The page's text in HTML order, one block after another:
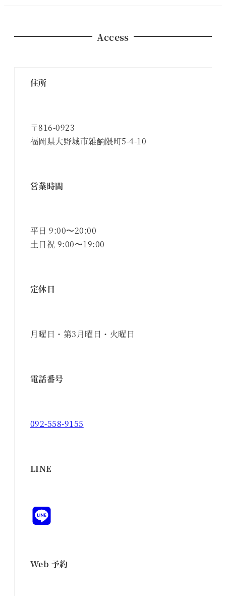
Access
住所
〒816-0923
福岡県大野城市雑餉隈町5-4-10
営業時間
平日 9:00〜20:00
土日祝 9:00〜19:00
定休日
月曜日・第3月曜日・火曜日
電話番号
092-558-9155
LINE
Web 予約